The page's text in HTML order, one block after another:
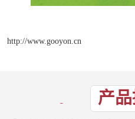
http://www.gooyon.cn
产